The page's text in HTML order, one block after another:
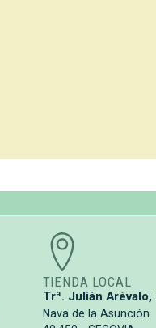
TIENDA LOCAL
Trª. Julián Arévalo,
Nava de la Asunción